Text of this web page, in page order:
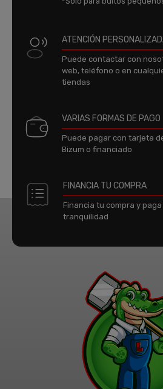
ATENCIÓN
Puede contactar con
web, teléfono o en
tiendas
VARIAS FORMAS DE PAGO
Puede pagar con tarjeta
Bizum o financiado
FINANCIA TU COMPRA
Financia tu compra y
tranquilidad